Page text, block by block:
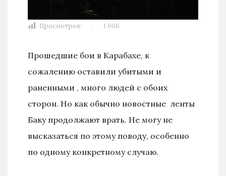
Просмотров: 1 006
Прошедшие бои в Карабахе, к
сожалению оставили убитыми и
раненными , много людей с обоих
сторон. Но как обычно новостные ленты
Баку продолжают врать. Не могу не
высказаться по этому поводу, особенно
по одному конкретному случаю.